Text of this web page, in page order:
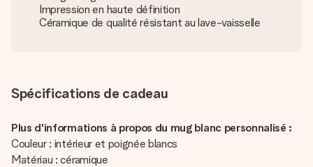
Impression en haute définition
Céramique de qualité résistant au lave-vaisselle
Spécifications de cadeau
Plus d'informations à propos du mug blanc personnalisé :
Couleur : intérieur et poignée blancs
Matériau : céramique